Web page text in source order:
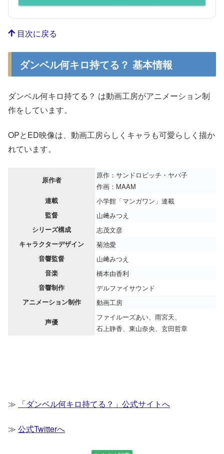
目次に戻る
ダンベル何キロ持てる？ 基本情報
ダンベル何キロ持てる？ は動画工房がアニメーション制
作をしています。
OPとED映像は、動画工房らしくキャラも可愛らしく描か
れています。
原作者
原作：サンドロビッチ・ヤバ子
作画：MAAM
連載 小学館「マンガワン」連載
監督 山﨑みつえ
シリーズ構成 志茂文彦
キャラクターデザイン 菊池愛
音響監督 山﨑みつえ
音楽 橋本由香利
音響制作 デルファイサウンド
アニメーション制作 動画工房
声優
ファイルーズあい、雨宮天、
石上静香、東山奈央、玄田哲章
≫ 「ダンベル何キロ持てる？」公式サイトへ
≫ 公式Twitterへ